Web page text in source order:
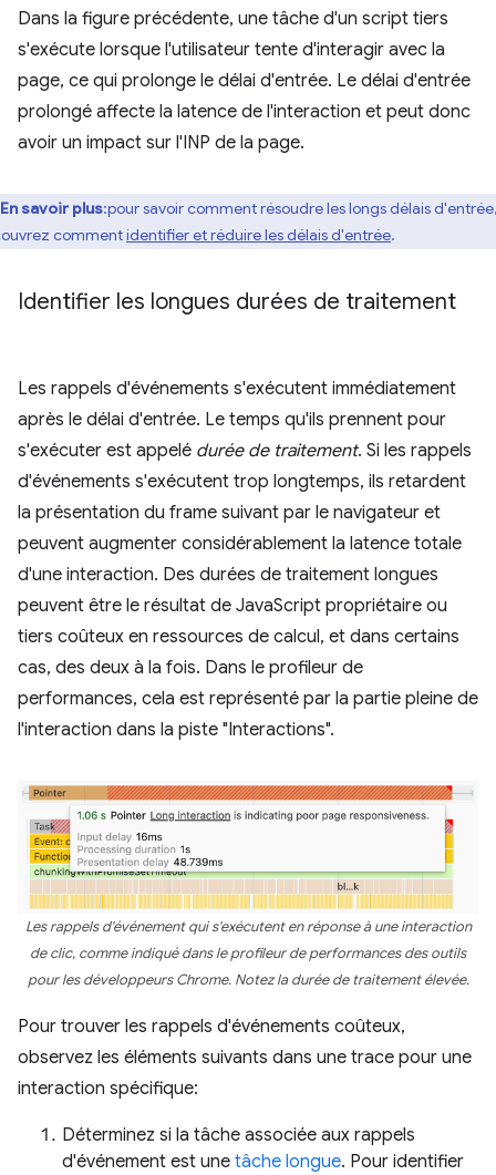
Dans la figure précédente, une tâche d'un script tiers
s'exécute lorsque l'utilisateur tente d'interagir avec la
page, ce qui prolonge le délai d'entrée. Le délai d'entrée
prolongé affecte la latence de l'interaction et peut donc
avoir un impact sur l'INP de la page.
En savoir plus:pour savoir comment résoudre les longs délais d'entrée,
commentidentifier et réduire les délais d'entrée.
Identifier les longues durées de traitement
Les rappels d'événements s'exécutent immédiatement
après le délai d'entrée. Le temps qu'ils prennent pour
s'exécuter est appelé durée de traitement. Si les rappels
d'événements s'exécutent trop longtemps, ils retardent
la présentation du frame suivant par le navigateur et
peuvent augmenter considérablement la latence totale
d'une interaction. Des durées de traitement longues
peuvent être le résultat de JavaScript propriétaire ou
tiers coûteux en ressources de calcul, et dans certains
cas, des deux à la fois. Dans le profileur de
performances, cela est représenté par la partie pleine de
l'interaction dans la piste "Interactions".
Les rappels d'événement qui s'exécutent en réponse à une interaction
de clic, comme indiqué dans le profileur de performances des outils
pour les développeurs Chrome. Notez la durée de traitement élevée.
Pour trouver les rappels d'événements coûteux,
observez les éléments suivants dans une trace pour une
interaction spécifique:
Déterminez si la tâche associée aux rappels
d'événement est une tâche longue. Pour identifier